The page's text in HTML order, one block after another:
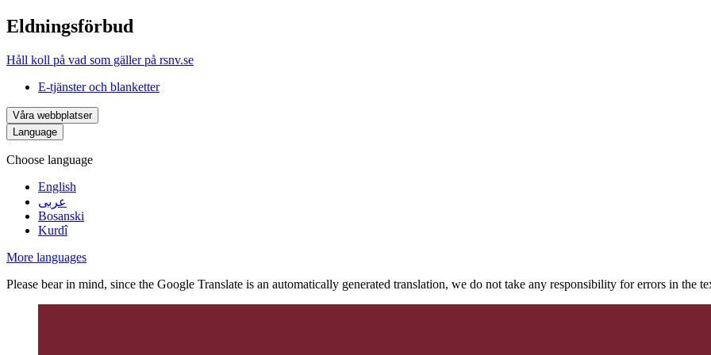
Eldningsförbud
Håll koll på vad som gäller på rsnv.se
E-tjänster och blanketter
Våra webbplatser
Language
Choose language
English
عربى
Bosanski
Kurdî
More languages
Please bear in mind, since the Google Translate is an automatically generated translation, we do not take any responsibility for errors in the